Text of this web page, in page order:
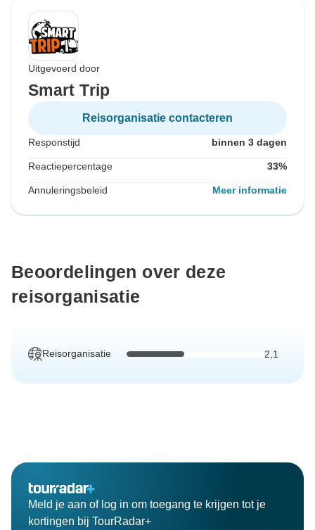
Uitgevoerd door
Smart Trip
Reisorganisatie contacteren
Responstijd binnen 3 dagen
Reactiepercentage 33%
Annuleringsbeleid Meer informatie
Beoordelingen over deze
reisorganisatie
Reisorganisatie 2,1
Meld je aan of log in om toegang te krijgen tot je
kortingen bij TourRadar+